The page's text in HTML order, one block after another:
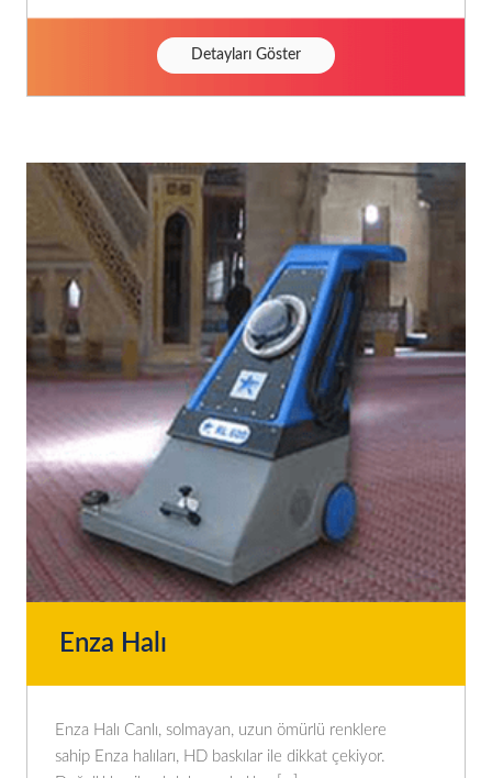
Detayları Göster
Enza Halı
Enza Halı Canlı, solmayan, uzun ömürlü renklere
sahip Enza halıları, HD baskılar ile dikkat çekiyor.